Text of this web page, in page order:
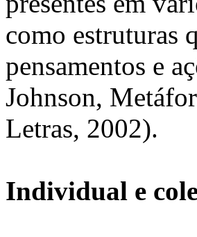
como estruturas
pensamentos e
Johnson,
Letras, 2002).
Individual e